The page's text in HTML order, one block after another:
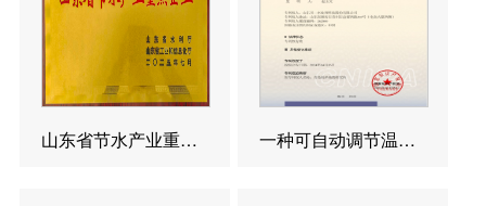
山东省节水产业重点企业 一种可自动调节温度的反渗透造水设备发明专利